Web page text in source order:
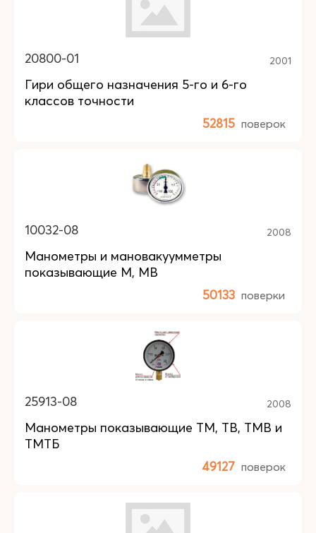
20800-01 2001
Гири общего назначения 5-го и 6-го
классов точности
52815 поверок
10032-08 2008
Манометры и мановакуумметры
показывающие М, МВ
50133 поверки
25913-08 2008
Манометры показывающие ТМ, ТВ, ТМВ и
ТМТБ
49127 поверок